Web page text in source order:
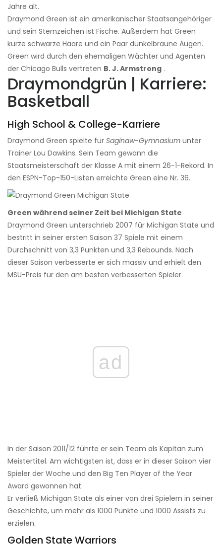
Jahre alt.
Draymond Green ist ein amerikanischer Staatsangehöriger
und sein Sternzeichen ist Fische. Außerdem hat Green
kurze schwarze Haare und ein Paar dunkelbraune Augen.
Green wird durch den ehemaligen Wächter und Agenten
der Chicago Bulls vertreten B. J. Armstrong .
Draymondgrün | Karriere:
Basketball
High School & College-Karriere
Draymond Green spielte für Saginaw-Gymnasium unter
Trainer Lou Dawkins. Sein Team gewann die
Staatsmeisterschaft der Klasse A mit einem 26-1-Rekord. In
den ESPN-Top-150-Listen erreichte Green eine Nr. 36.
Green während seiner Zeit bei Michigan State
Draymond Green unterschrieb 2007 für Michigan State und
bestritt in seiner ersten Saison 37 Spiele mit einem
Durchschnitt von 3,3 Punkten und 3,3 Rebounds. Nach
dieser Saison verbesserte er sich massiv und erhielt den
MSU-Preis für den am besten verbesserten Spieler.
ad
In der Saison 2011/12 führte er sein Team als Kapitän zum
Meistertitel. Am wichtigsten ist, dass er in dieser Saison vier
Spieler der Woche und den Big Ten Player of the Year
Award gewonnen hat.
Er verließ Michigan State als einer von drei Spielern in seiner
Geschichte, um mehr als 1000 Punkte und 1000 Assists zu
erzielen.
Golden State Warriors